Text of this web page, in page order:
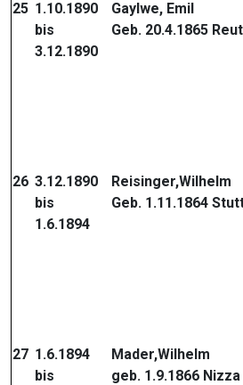
25 1.10.1890
bis
3.12.1890
Gaylwe, Emil
Geb. 20.4.1865
26 3.12.1890
bis
1.6.1894
Reisinger,Wilhelm
Geb. 1.11.1864
27 1.6.1894
bis
Mader,Wilhelm
geb. 1.9.1866 Nizza